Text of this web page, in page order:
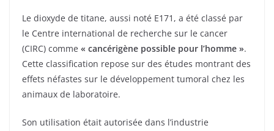
Le dioxyde de titane, aussi noté E171, a été classé par
le Centre international de recherche sur le cancer
(CIRC) comme « cancérigène possible pour l’homme ».
Cette classification repose sur des études montrant des
effets néfastes sur le développement tumoral chez les
animaux de laboratoire.
Son utilisation était autorisée dans l’industrie